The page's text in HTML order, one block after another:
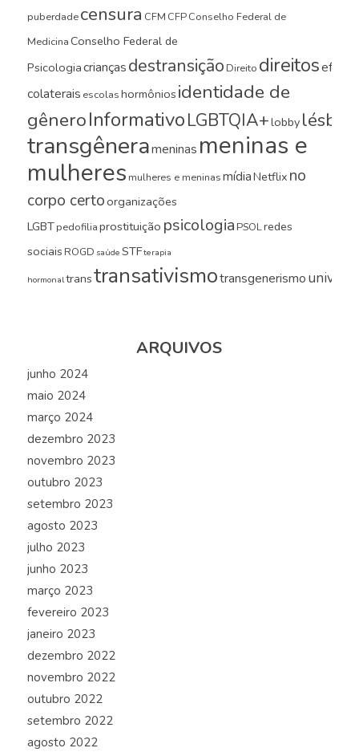
puberdadecensura CFM CFPConselho Federal de
MedicinaConselho Federal de
Psicologiacriançasdestransição Direito direitos
colaterais escolashormônios identidade de
gêneroInformativoLGBTQIA+lobby
transgênerameninas meninas e
mulheres mulheres e meninasmídiaNetflix no
corpo certoorganizações
LGBTpedofiliaprostituição psicologia PSOLredes
sociais ROGD saúde STFterapia
hormonaltranstransativismotransgenerismo
ARQUIVOS
junho 2024
maio 2024
março 2024
dezembro 2023
novembro 2023
outubro 2023
setembro 2023
agosto 2023
julho 2023
junho 2023
março 2023
fevereiro 2023
janeiro 2023
dezembro 2022
novembro 2022
outubro 2022
setembro 2022
agosto 2022